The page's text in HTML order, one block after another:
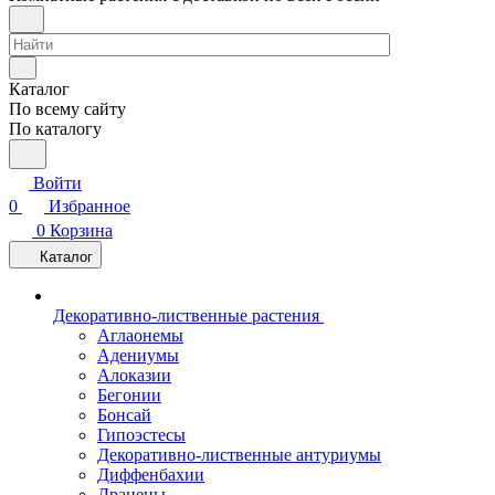
Каталог
По всему сайту
По каталогу
Войти
0
Избранное
0 Корзина
Каталог
Декоративно-лиственные растения
Аглаонемы
Адениумы
Алоказии
Бегонии
Бонсай
Гипоэстесы
Декоративно-лиственные антуриумы
Диффенбахии